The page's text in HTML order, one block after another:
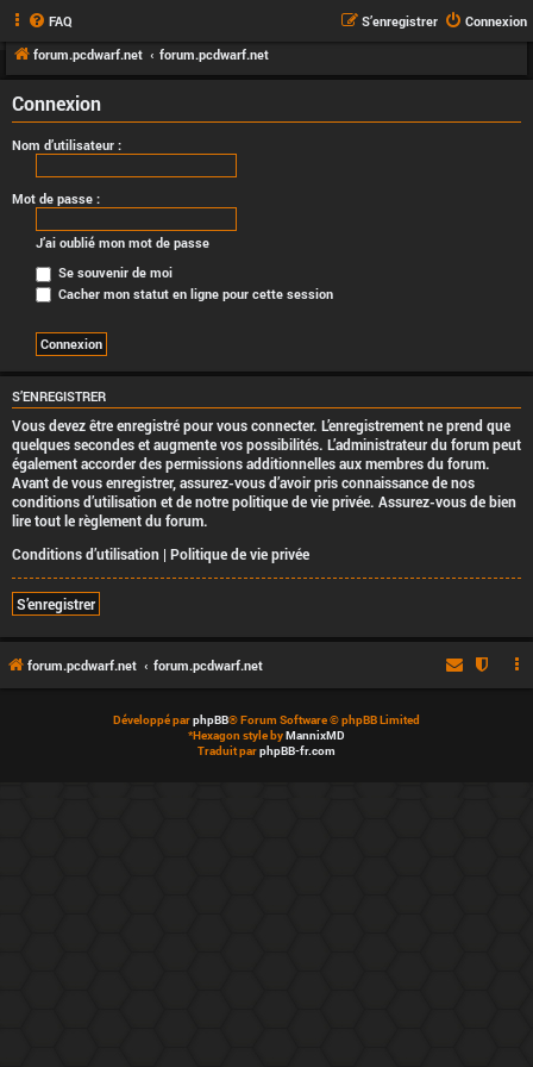
FAQ Connexion
S’enregistrer
forum.pcdwarf.net
forum.pcdwarf.net
Connexion
Nom d’utilisateur :
Mot de passe :
J’ai oublié mon mot de passe
Se souvenir de moi
Cacher mon statut en ligne pour cette session
S’ENREGISTRER
Vous devez être enregistré pour vous connecter. L’enregistrement ne prend que
quelques secondes et augmente vos possibilités. L’administrateur du forum peut
également accorder des permissions additionnelles aux membres du forum.
Avant de vous enregistrer, assurez-vous d’avoir pris connaissance de nos
conditions d’utilisation et de notre politique de vie privée. Assurez-vous de bien
lire tout le règlement du forum.
Conditions d’utilisation | Politique de vie privée
S’enregistrer
forum.pcdwarf.net forum.pcdwarf.net
Développé parphpBB® Forum Software © phpBB Limited
*Hexagon style byMannixMD
Traduit parphpBB-fr.com